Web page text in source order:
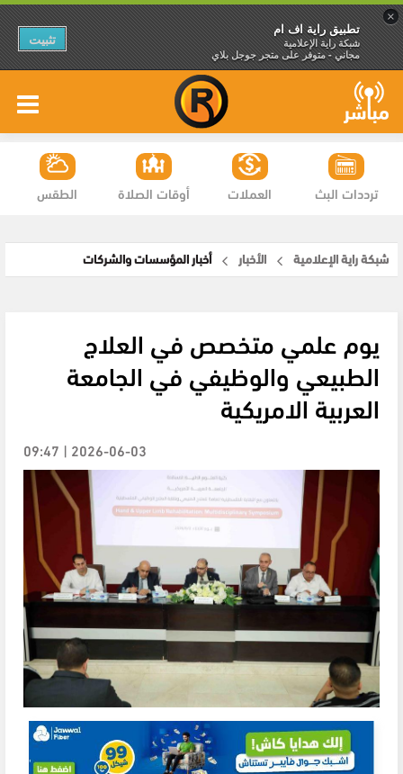
×
تطبيق راية اف ام
شبكة راية الإعلامية
مجاني - متوفر على متجر جوجل بلاي
تثبيت
الطقس أوقات الصلاة العملات ترددات البث
شبكة راية الإعلامية الأخبار أخبار المؤسسات والشركات
يوم علمي متخصص في العلاج
الطبيعي والوظيفي في الجامعة
العربية الامريكية
2026-06-03 | 09:47